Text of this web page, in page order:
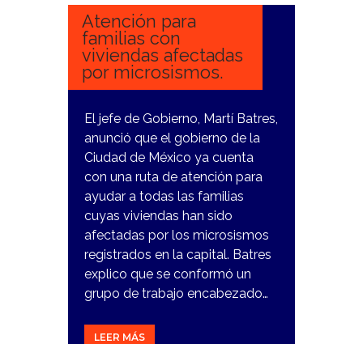
Atención para
familias con
viviendas afectadas
por microsismos.
El jefe de Gobierno, Martí Batres,
anunció que el gobierno de la
Ciudad de México ya cuenta
con una ruta de atención para
ayudar a todas las familias
cuyas viviendas han sido
afectadas por los microsismos
registrados en la capital. Batres
explico que se conformó un
grupo de trabajo encabezado…
LEER MÁS